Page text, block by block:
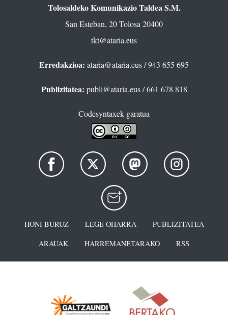
Tolosaldeko Komunikazio Taldea S.M.
San Esteban, 20 Tolosa 20400
tkt@ataria.eus
Erredakzioa: ataria@ataria.eus/ 943 655 695
Publizitatea: publi@ataria.eus/ 661 678 818
Codesyntaxek garatua
HONI BURUZ LEGE OHARRA
PUBLIZITATEA
ARAUAK
HARREMANETARAKO RSS